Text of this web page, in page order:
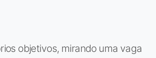
objetivos, mirando uma vaga